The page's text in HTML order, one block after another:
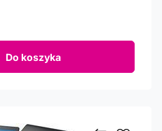
Do koszyka